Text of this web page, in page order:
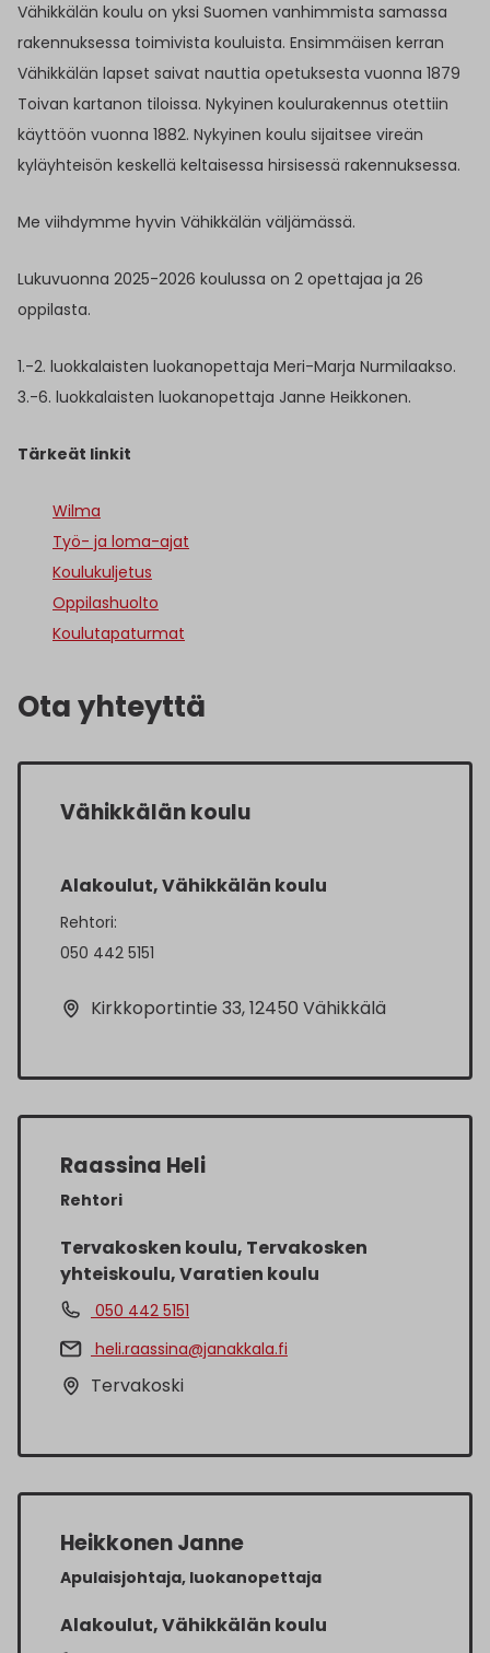
Vähikkälän koulu on yksi Suomen vanhimmista samassa
rakennuksessa toimivista kouluista. Ensimmäisen kerran
Vähikkälän lapset saivat nauttia opetuksesta vuonna 1879
Toivan kartanon tiloissa. Nykyinen koulurakennus otettiin
käyttöön vuonna 1882. Nykyinen koulu sijaitsee vireän
kyläyhteisön keskellä keltaisessa hirsisessä rakennuksessa.
Me viihdymme hyvin Vähikkälän väljämässä.
Lukuvuonna 2025-2026 koulussa on 2 opettajaa ja 26
oppilasta.
1.-2. luokkalaisten luokanopettaja Meri-Marja Nurmilaakso.
3.-6. luokkalaisten luokanopettaja Janne Heikkonen.
Tärkeät linkit
Wilma
Työ- ja loma-ajat
Koulukuljetus
Oppilashuolto
Koulutapaturmat
Ota yhteyttä
Vähikkälän koulu
Alakoulut, Vähikkälän koulu
Rehtori:
050 442 5151
Kirkkoportintie 33, 12450 Vähikkälä
Raassina Heli
Rehtori
Tervakosken koulu, Tervakosken
yhteiskoulu, Varatien koulu
050 442 5151
heli.raassina@janakkala.fi
Tervakoski
Heikkonen Janne
Apulaisjohtaja, luokanopettaja
Alakoulut, Vähikkälän koulu